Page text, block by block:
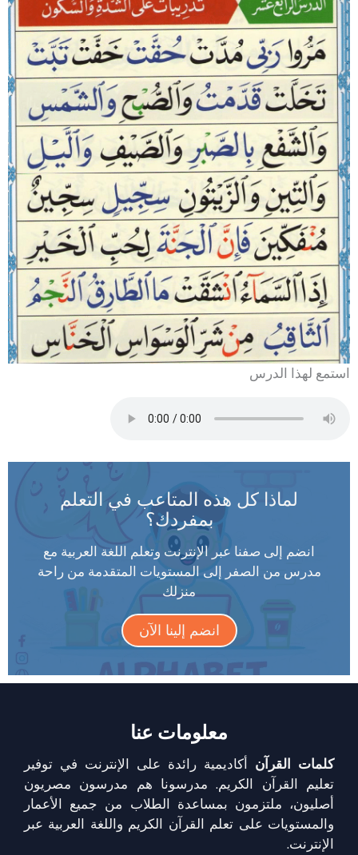
استمع لهذا الدرس
لماذا كل هذه المتاعب في التعلم
بمفردك؟
انضم إلى صفنا عبر الإنترنت وتعلم اللغة العربية مع
مدرس من الصفر إلى المستويات المتقدمة من راحة
منزلك
انضم إلينا الآن
معلومات عنا
كلمات القرآن أكاديمية رائدة على الإنترنت في توفير
تعليم القرآن الكريم. مدرسونا هم مدرسون مصريون
أصليون، ملتزمون بمساعدة الطلاب من جميع الأعمار
والمستويات على تعلم القرآن الكريم واللغة العربية عبر
الإنترنت.